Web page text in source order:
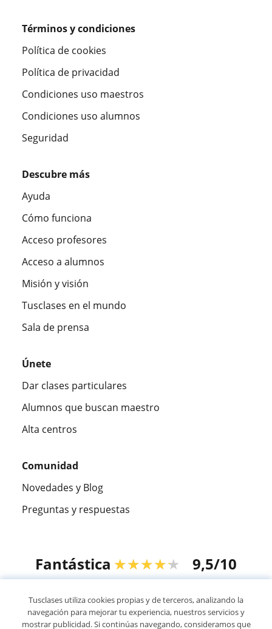
Términos y condiciones
Política de cookies
Política de privacidad
Condiciones uso maestros
Condiciones uso alumnos
Seguridad
Descubre más
Ayuda
Cómo funciona
Acceso profesores
Acceso a alumnos
Misión y visión
Tusclases en el mundo
Sala de prensa
Únete
Dar clases particulares
Alumnos que buscan maestro
Alta centros
Comunidad
Novedades y Blog
Preguntas y respuestas
Fantástica ★★★★★ 9,5/10
Tusclases utiliza cookies propias y de terceros, analizando la
navegación para mejorar tu experiencia, nuestros servicios y
mostrar publicidad. Si continúas navegando, consideramos que